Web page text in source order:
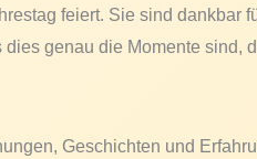
feiert. Sie sind dankbar
genau die Momente sind,
Geschichten und